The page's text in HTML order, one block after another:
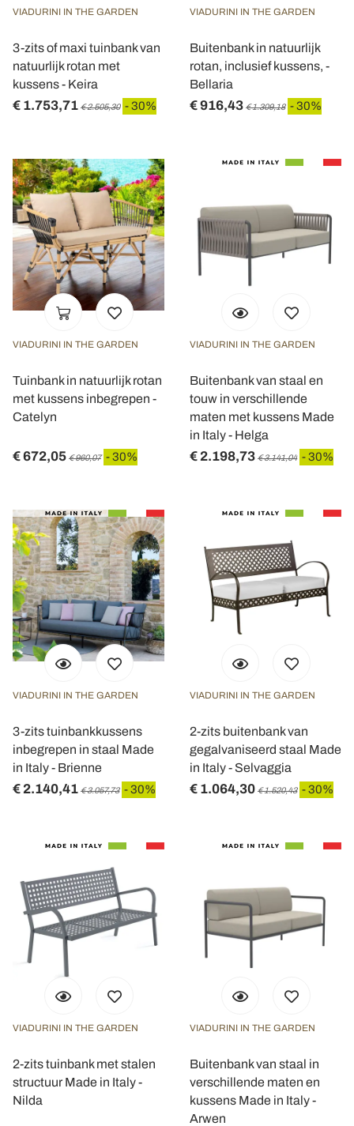
informazioni sul modo in cui utilizza il nostro sito con i
pubblicità e social media, i quali potrebbero combinarle
con altre informazioni che ha fornito loro o che hanno
raccolto dal suo utilizzo dei loro servizi.
VIADURINI IN THE GARDEN
3-zits of maxi tuinbank van
natuurlijk rotan met
kussens - Keira
€ 1.753,71 € 2.505,30 - 30%
VIADURINI IN THE GARDEN
Buitenbank in natuurlijk
rotan, inclusief kussens, -
Bellaria
€ 916,43 € 1.309,18 - 30%
VIADURINI IN THE GARDEN
Tuinbank in natuurlijk rotan
met kussens inbegrepen -
Catelyn
€ 672,05 € 960,07 - 30%
VIADURINI IN THE GARDEN
Buitenbank van staal en
touw in verschillende
maten met kussens Made
in Italy - Helga
€ 2.198,73 € 3.141,04 - 30%
VIADURINI IN THE GARDEN
3-zits tuinbankkussens
inbegrepen in staal Made
in Italy - Brienne
€ 2.140,41 € 3.057,73 - 30%
VIADURINI IN THE GARDEN
2-zits buitenbank van
gegalvaniseerd staal Made
in Italy - Selvaggia
€ 1.064,30 € 1.520,43 - 30%
VIADURINI IN THE GARDEN
2-zits tuinbank met stalen
structuur Made in Italy -
Nilda
VIADURINI IN THE GARDEN
Buitenbank van staal in
verschillende maten en
kussens Made in Italy -
Arwen